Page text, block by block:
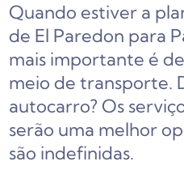
Quando estiver a
de El Paredon para
mais importante é
meio de transporte.
autocarro? Os
serão uma melhor
são indefinidas.